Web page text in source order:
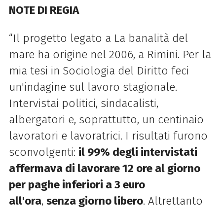
NOTE DI REGIA
“Il progetto legato a La banalità del
mare ha origine nel 2006, a Rimini. Per la
mia tesi in Sociologia del Diritto feci
un'indagine sul lavoro stagionale.
Intervistai politici, sindacalisti,
albergatori e, soprattutto, un centinaio
lavoratori e lavoratrici. I risultati furono
sconvolgenti: il 99% degli intervistati
affermava di lavorare 12 ore al giorno
per paghe inferiori a 3 euro
all'ora, senza giorno libero. Altrettanto